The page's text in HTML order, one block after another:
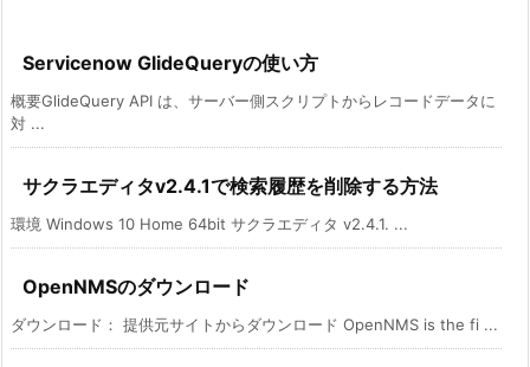
Servicenow GlideQueryの使い方
概要GlideQuery API は、サーバー側スクリプトからレコードデータに
対 ...
サクラエディタv2.4.1で検索履歴を削除する方法
環境 Windows 10 Home 64bit サクラエディタ v2.4.1. ...
OpenNMSのダウンロード
ダウンロード： 提供元サイトからダウンロード OpenNMS is the fi ...